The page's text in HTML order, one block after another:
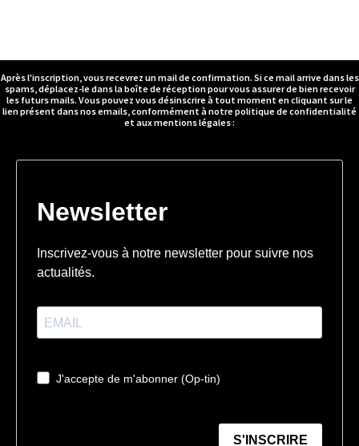
Après l'inscription, vous recevrez un mail de confirmation. Si ce mail arrive dans les
spams, déplacez-le dans la boîte de réception pour vous assurer de bien recevoir
les futurs mails. Vous pouvez vous désinscrire à tout moment en cliquant sur le
lien présent dans nos emails, conformément à notre politique de confidentialité
et aux mentions légales :